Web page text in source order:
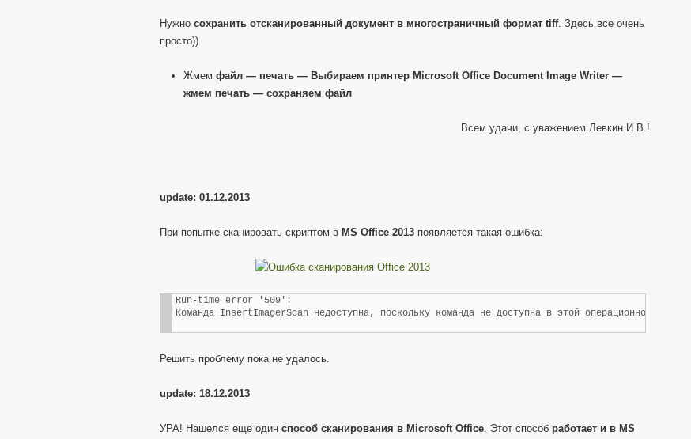
Нужно сохранить отсканированный документ в многостраничный формат tiff. Здесь все очень
просто))
Жмем файл — печать — Выбираем принтер Microsoft Office Document Image Writer —
жмем печать — сохраняем файл
Всем удачи, с уважением Левкин И.В.!
update: 01.12.2013
При попытке сканировать скриптом в MS Office 2013 появляется такая ошибка:
Run-time error '509':
Команда InsertImagerScan недоступна, поскольку команда не доступна в этой операционной системе
Решить проблему пока не удалось.
update: 18.12.2013
УРА! Нашелся еще один способ сканирования в Microsoft Office. Этот способ работает и в MS